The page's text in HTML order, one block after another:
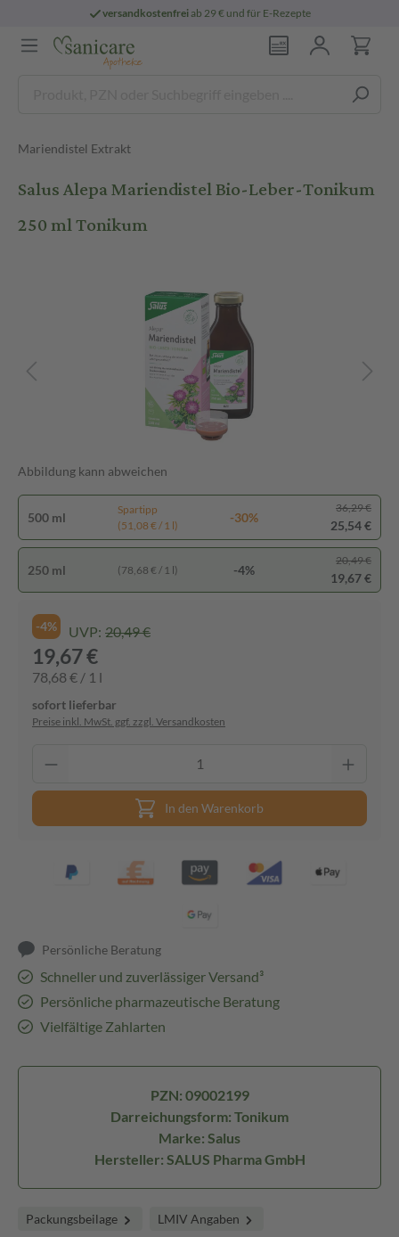
versandkostenfreiab 29 € und für E-Rezepte
Mariendistel Extrakt
Salus Alepa Mariendistel Bio-Leber-Tonikum
250 ml Tonikum
Abbildung kann abweichen
500 ml
Spartipp
(51,08 € / 1 l)
-30%
36,29 €
25,54 €
250 ml (78,68 € / 1 l) -4%
20,49 €
19,67 €
-4% UVP: 20,49 €
19,67 €
78,68 € / 1 l
sofort lieferbar
Preise inkl. MwSt. ggf. zzgl. Versandkosten
In den Warenkorb
Persönliche Beratung
Schneller und zuverlässiger Versand³
Persönliche pharmazeutische Beratung
Vielfältige Zahlarten
PZN: 09002199
Darreichungsform: Tonikum
Marke: Salus
Hersteller: SALUS Pharma GmbH
Packungsbeilage LMIV Angaben